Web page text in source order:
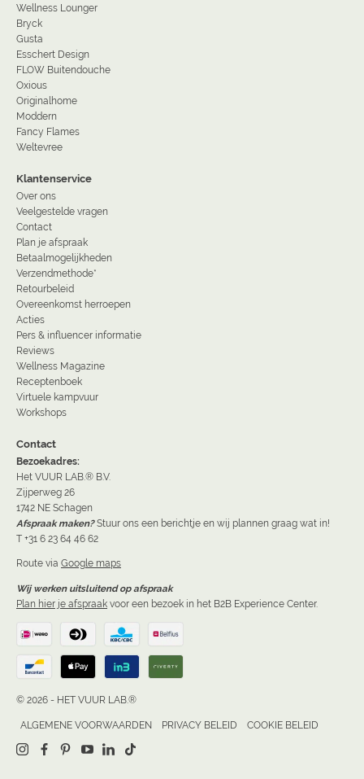
Wellness Lounger
Bryck
Gusta
Esschert Design
FLOW Buitendouche
Oxious
Originalhome
Moddern
Fancy Flames
Weltevree
Klantenservice
Over ons
Veelgestelde vragen
Contact
Plan je afspraak
Betaalmogelijkheden
Verzendmethode*
Retourbeleid
Overeenkomst herroepen
Acties
Pers & influencer informatie
Reviews
Wellness Magazine
Receptenboek
Virtuele kampvuur
Workshops
Contact
Bezoekadres:
Het VUUR LAB.® B.V.
Zijperweg 26
1742 NE Schagen
Afspraak maken? Stuur ons een berichtje en wij plannen graag wat in!
T +31 6 23 64 46 62
Route via Google maps
Wij werken uitsluitend op afspraak
Plan hier je afspraak voor een bezoek in het B2B Experience Center.
© 2026 - HET VUUR LAB.®
ALGEMENE VOORWAARDEN PRIVACY BELEID COOKIE BELEID